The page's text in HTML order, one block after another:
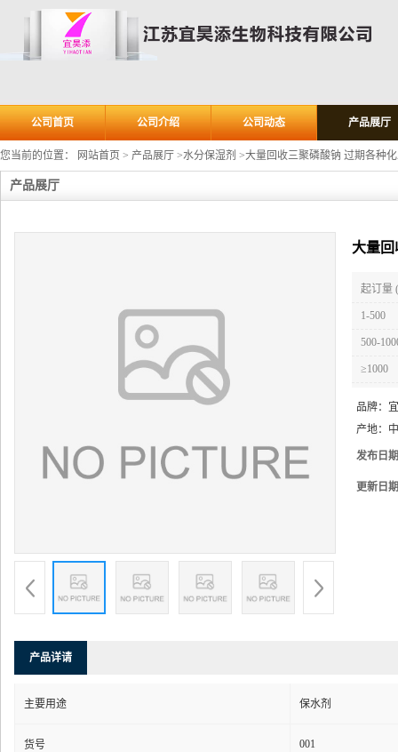
公司首页 公司介绍 公司动态 产品展厅
您当前的位置： 网站首页 > 产品展厅 >水分保湿剂 >大量回收三聚磷酸钠 过期各种
产品展厅
大量
起订量
1-500
500-
≥1000
品牌：
产地：
发布日
更新日
产品详请
主要用途 保水剂
货号 001